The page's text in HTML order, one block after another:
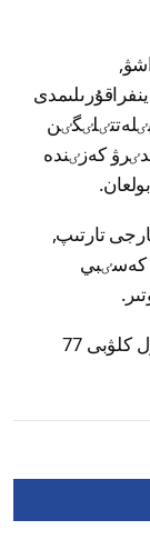
كەزٸندە
تارتىپ,
كەسٸبي
ايتا كەتەيٸك, بيىل سەۋٸر ايىندا «اتىراۋ» فۋتبول كلۋبى 77